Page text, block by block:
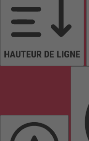
HAUTEUR DE LIGNE